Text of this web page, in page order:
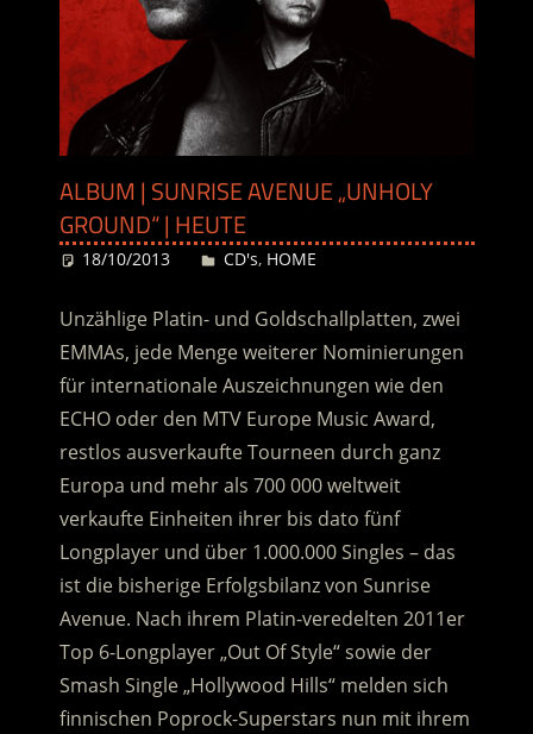
ALBUM | SUNRISE AVENUE „UNHOLY
GROUND“ | HEUTE
18/10/2013 Desiree
CD's, HOME
Unzählige Platin- und Goldschallplatten, zwei
EMMAs, jede Menge weiterer Nominierungen
für internationale Auszeichnungen wie den
ECHO oder den MTV Europe Music Award,
restlos ausverkaufte Tourneen durch ganz
Europa und mehr als 700 000 weltweit
verkaufte Einheiten ihrer bis dato fünf
Longplayer und über 1.000.000 Singles – das
ist die bisherige Erfolgsbilanz von Sunrise
Avenue. Nach ihrem Platin-veredelten 2011er
Top 6-Longplayer „Out Of Style“ sowie der
Smash Single „Hollywood Hills“ melden sich
finnischen Poprock-Superstars nun mit ihrem